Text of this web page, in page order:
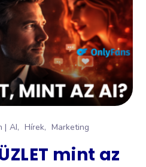
AI Hírek Marketing
mint az